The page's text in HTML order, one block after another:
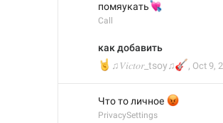
помяукать
💘
Call
как добавить
🤘♫𝑉𝑖𝑐𝑡𝑜𝑟_tsoy♫
🎸
, Oct 9,
Что то личное
😡
PrivacySettings